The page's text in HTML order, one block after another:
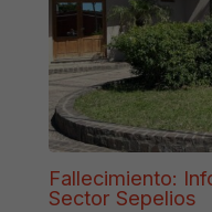
Fallecimiento:
Sector Sepelios